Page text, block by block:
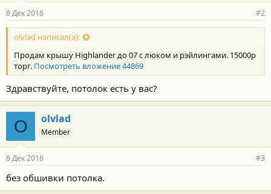
8 Дек 2016 #2
olvlad написал(а):
Продам крышу Highlander до 07 с люком и рэйлингами. 15000р
торг. Посмотреть вложение 44869
Здравствуйте, потолок есть у вас?
O olvlad
Member
8 Дек 2016 #3
без обшивки потолка.